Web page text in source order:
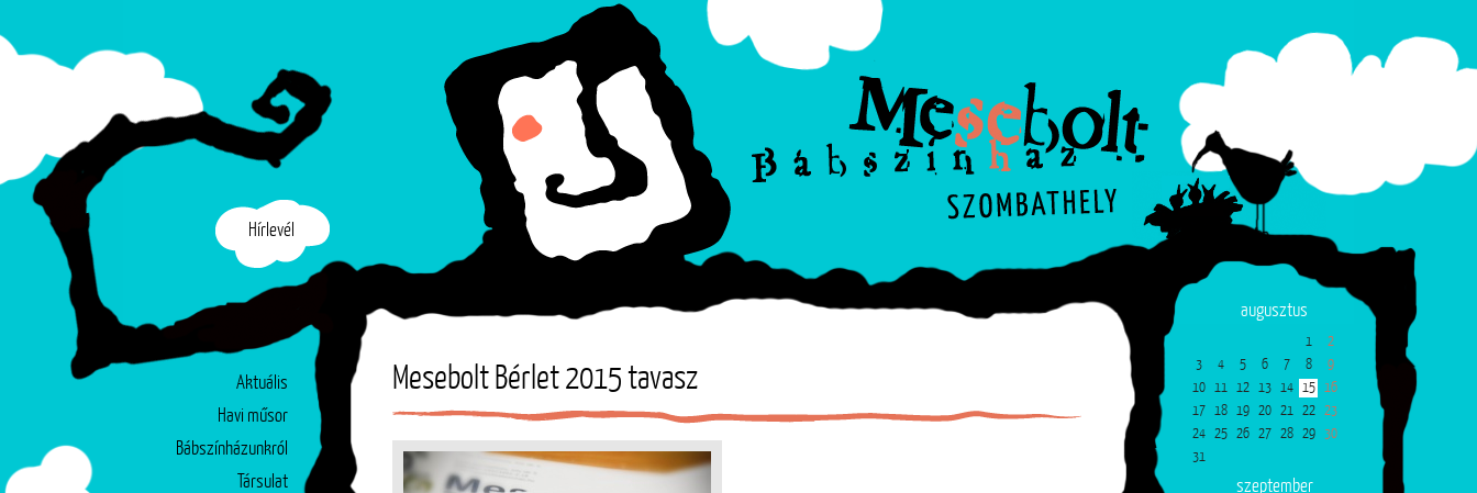
Hírlevél
Aktuális
Havi műsor
Bábszínházunkról
Társulat
Mesebolt Bérlet 2015 tavasz
augusztus
1
2
3
4 5 6 7 8
9
10
11 12 13 14 15
16
17
18 19 20 21 22
23
24
25 26 27 28 29
30
31
szeptember